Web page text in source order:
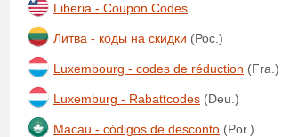
Liberia - Coupon Codes
Литва - коды на скидки (Рос.)
Luxembourg - codes de réduction (Fra.)
Luxemburg - Rabattcodes (Deu.)
Macau - códigos de desconto (Por.)